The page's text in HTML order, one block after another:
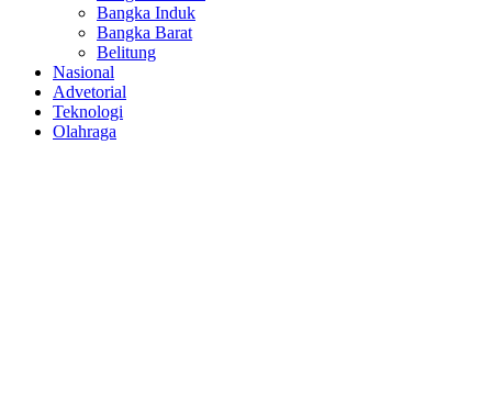
Bangka Induk
Bangka Barat
Belitung
Nasional
Advetorial
Teknologi
Olahraga